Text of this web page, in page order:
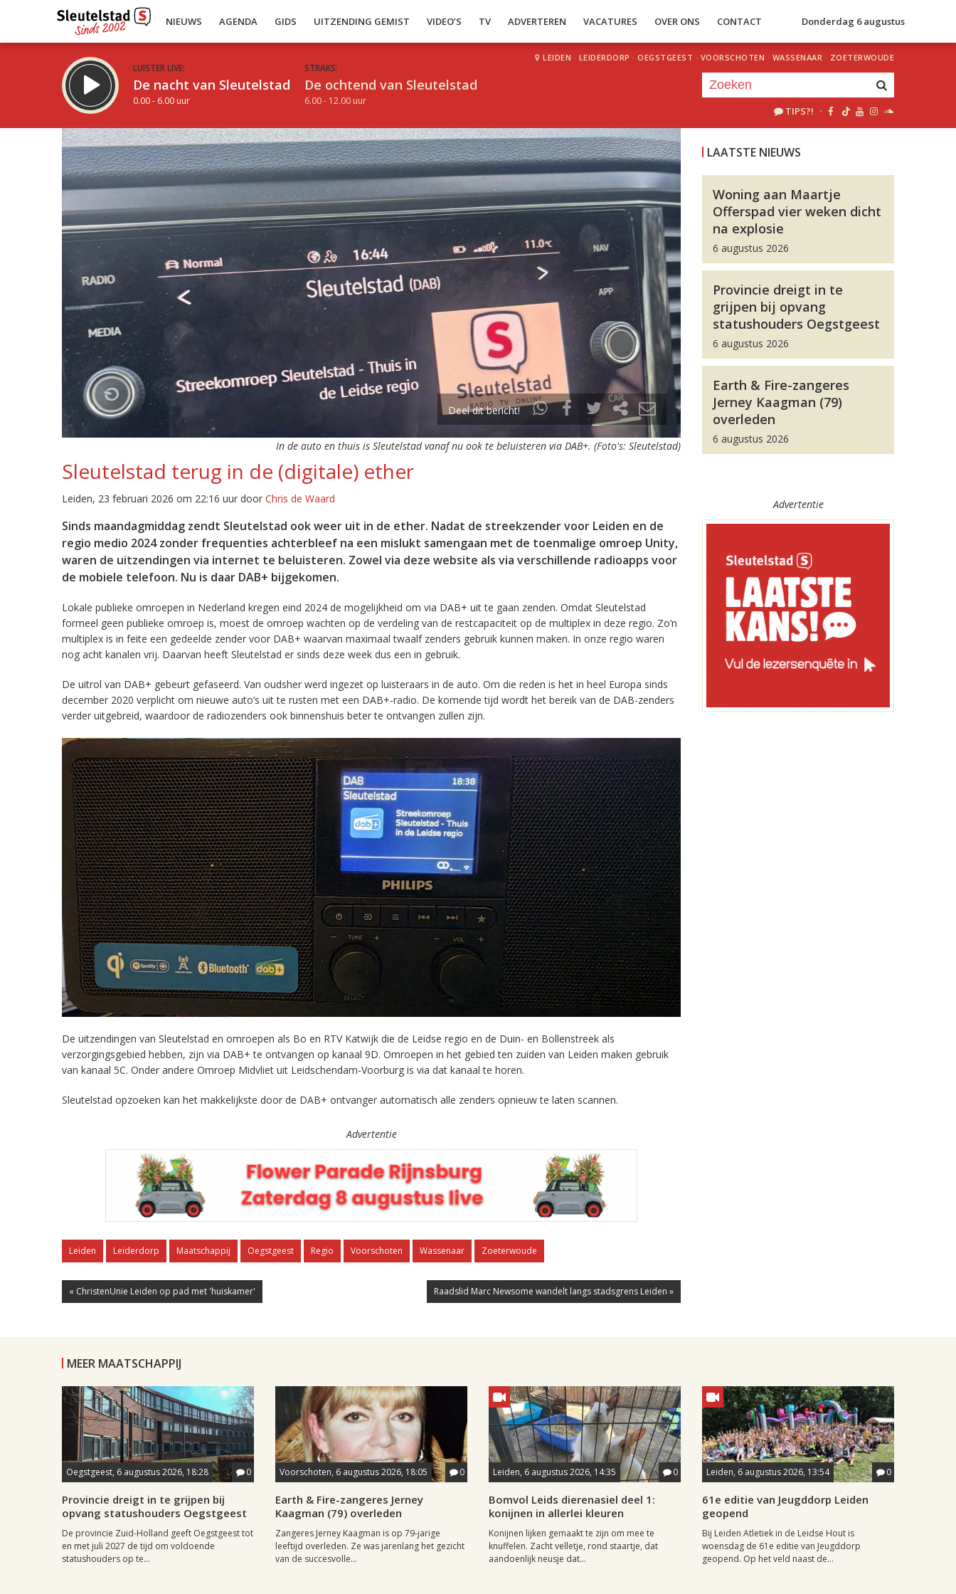
NIEUWS AGENDA GIDS UITZENDING GEMIST VIDEO’S TV ADVERTEREN VACATURES OVER ONS CONTACT Donderdag 6 augustus
LUISTER LIVE:
De nacht van Sleutelstad
0.00 - 6.00 uur
STRAKS:
De ochtend van Sleutelstad
6.00 - 12.00 uur
LEIDEN · LEIDERDORP · OEGSTGEEST · VOORSCHOTEN · WASSENAAR · ZOETERWOUDE
TIPS?! ·
Deel dit bericht!
In de auto en thuis is Sleutelstad vanaf nu ook te beluisteren via DAB+. (Foto's: Sleutelstad)
Sleutelstad terug in de (digitale) ether
Leiden, 23 februari 2026 om 22:16 uur door Chris de Waard
Sinds maandagmiddag zendt Sleutelstad ook weer uit in de ether. Nadat de streekzender voor Leiden en de
regio medio 2024 zonder frequenties achterbleef na een mislukt samengaan met de toenmalige omroep Unity,
waren de uitzendingen via internet te beluisteren. Zowel via deze website als via verschillende radioapps voor
de mobiele telefoon. Nu is daar DAB+ bijgekomen.
Lokale publieke omroepen in Nederland kregen eind 2024 de mogelijkheid om via DAB+ uit te gaan zenden. Omdat Sleutelstad
formeel geen publieke omroep is, moest de omroep wachten op de verdeling van de restcapaciteit op de multiplex in deze regio. Zo’n
multiplex is in feite een gedeelde zender voor DAB+ waarvan maximaal twaalf zenders gebruik kunnen maken. In onze regio waren
nog acht kanalen vrij. Daarvan heeft Sleutelstad er sinds deze week dus een in gebruik.
De uitrol van DAB+ gebeurt gefaseerd. Van oudsher werd ingezet op luisteraars in de auto. Om die reden is het in heel Europa sinds
december 2020 verplicht om nieuwe auto’s uit te rusten met een DAB+-radio. De komende tijd wordt het bereik van de DAB-zenders
verder uitgebreid, waardoor de radiozenders ook binnenshuis beter te ontvangen zullen zijn.
De uitzendingen van Sleutelstad en omroepen als Bo en RTV Katwijk die de Leidse regio en de Duin- en Bollenstreek als
verzorgingsgebied hebben, zijn via DAB+ te ontvangen op kanaal 9D. Omroepen in het gebied ten zuiden van Leiden maken gebruik
van kanaal 5C. Onder andere Omroep Midvliet uit Leidschendam-Voorburg is via dat kanaal te horen.
Sleutelstad opzoeken kan het makkelijkste door de DAB+ ontvanger automatisch alle zenders opnieuw te laten scannen.
Advertentie
Leiden Leiderdorp Maatschappij Oegstgeest Regio Voorschoten Wassenaar Zoeterwoude
« ChristenUnie Leiden op pad met 'huiskamer' Raadslid Marc Newsome wandelt langs stadsgrens Leiden »
LAATSTE NIEUWS
Woning aan Maartje
Offerspad vier weken dicht
na explosie
6 augustus 2026
Provincie dreigt in te
grijpen bij opvang
statushouders Oegstgeest
6 augustus 2026
Earth & Fire-zangeres
Jerney Kaagman (79)
overleden
6 augustus 2026
Advertentie
MEER MAATSCHAPPIJ
Oegstgeest, 6 augustus 2026, 18:28 0
Provincie dreigt in te grijpen bij
opvang statushouders Oegstgeest
De provincie Zuid-Holland geeft Oegstgeest tot
en met juli 2027 de tijd om voldoende
statushouders op te...
Voorschoten, 6 augustus 2026, 18:05 0
Earth & Fire-zangeres Jerney
Kaagman (79) overleden
Zangeres Jerney Kaagman is op 79-jarige
leeftijd overleden. Ze was jarenlang het gezicht
van de succesvolle...
Leiden, 6 augustus 2026, 14:35 0
Bomvol Leids dierenasiel deel 1:
konijnen in allerlei kleuren
Konijnen lijken gemaakt te zijn om mee te
knuffelen. Zacht velletje, rond staartje, dat
aandoenlijk neusje dat...
Leiden, 6 augustus 2026, 13:54 0
61e editie van Jeugddorp Leiden
geopend
Bij Leiden Atletiek in de Leidse Hout is
woensdag de 61e editie van Jeugddorp
geopend. Op het veld naast de...